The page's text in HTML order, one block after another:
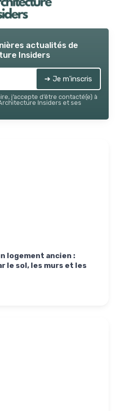
actualités de
Insiders
➔ Je m'inscris
j’accepte d’être contacté(e) à
Insiders et ses
logement ancien :
le sol, les murs et les